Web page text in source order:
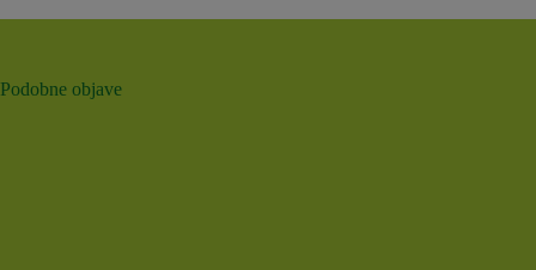
Podobne objave